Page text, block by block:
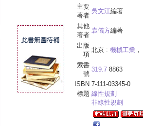
主要
著者
吳文江編著
其他
著者
袁儀方編著
出版
項
北京 : 機械工業
索書
號
319.7 8863
ISBN 7-111-03345-0
標題 線性規劃
非線性規劃